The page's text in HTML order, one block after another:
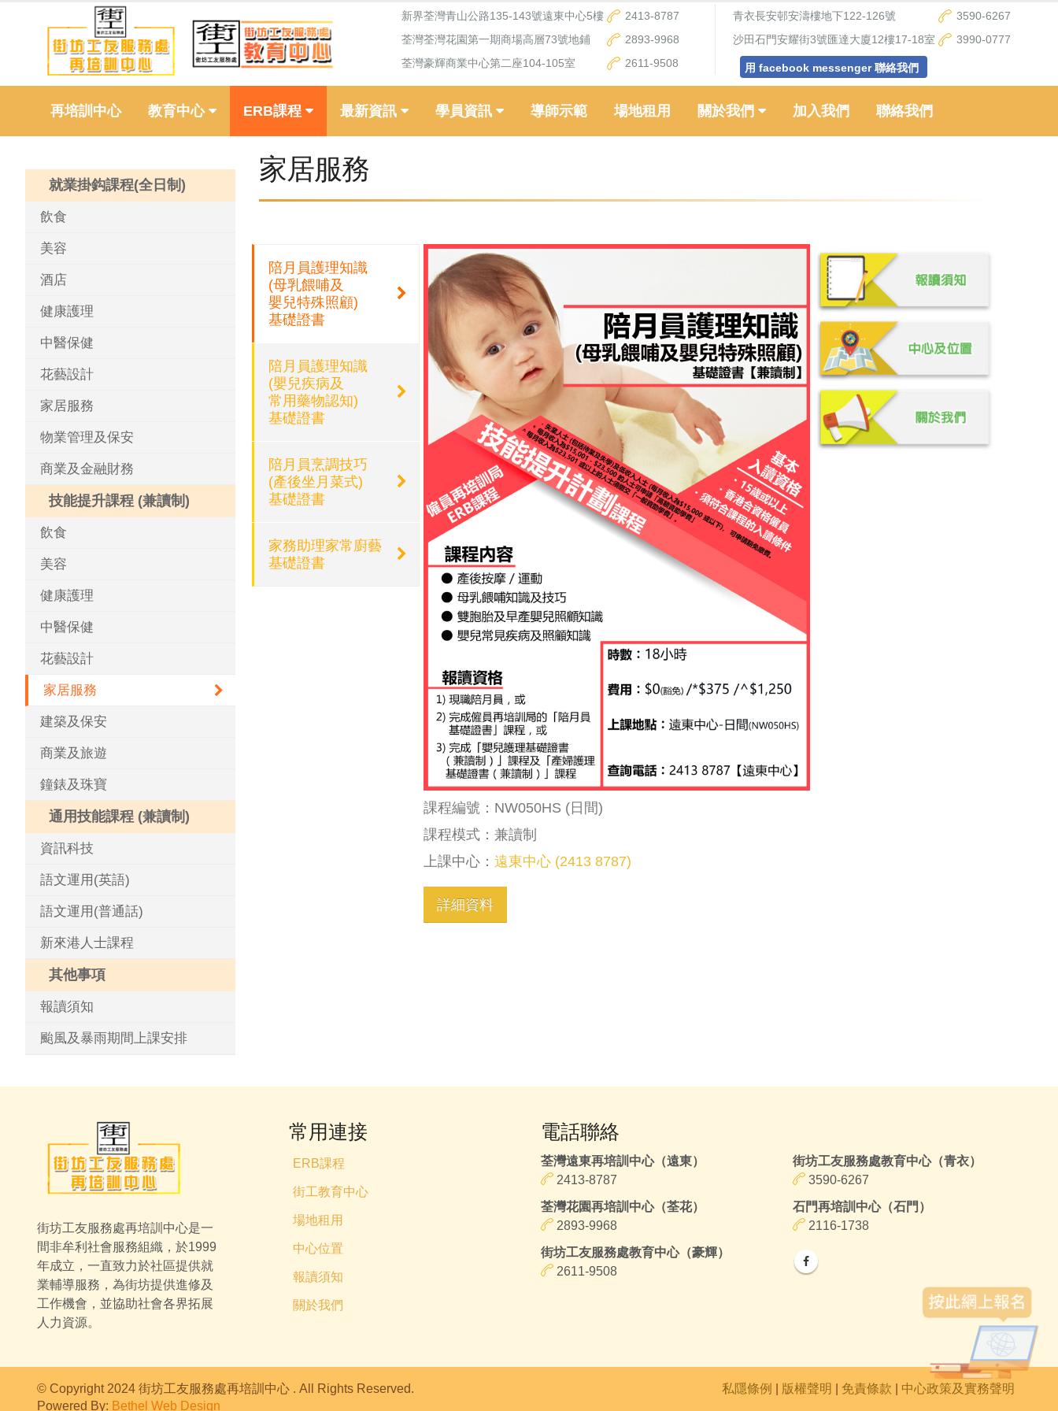
新界荃灣青山公路135-143號遠東中心5樓
2413-8787
荃灣荃灣花園第一期商場高層73號地鋪
2893-9968
荃灣豪輝商業中心第二座104-105室
2611-9508
青衣長安邨安濤樓地下122-126號
3590-6267
沙田石門安耀街3號匯達大廈12樓17-18室
3990-0777
用 facebook messenger 聯絡我們
再培訓中心 教育中心 ERB課程 最新資訊 學員資訊 導師示範 場地租用 關於我們 加入我們 聯絡我們
家居服務
陪月員護理知識
(母乳餵哺及
嬰兒特殊照顧)
基礎證書
陪月員護理知識
(嬰兒疾病及
常用藥物認知)
基礎證書
陪月員烹調技巧
(產後坐月菜式)
基礎證書
家務助理家常廚藝
基礎證書
課程編號：NW050HS (日間)
課程模式：兼讀制
上課中心： 遠東中心 (2413 8787)
詳細資料
就業掛鈎課程(全日制)
飲食
美容
酒店
健康護理
中醫保健
花藝設計
家居服務
物業管理及保安
商業及金融財務
技能提升課程 (兼讀制)
飲食
美容
健康護理
中醫保健
花藝設計
家居服務
建築及保安
商業及旅遊
鐘錶及珠寶
通用技能課程 (兼讀制)
資訊科技
語文運用(英語)
語文運用(普通話)
新來港人士課程
其他事項
報讀須知
颱風及暴雨期間上課安排
街坊工友服務處再培訓中心是一
間非牟利社會服務組織，於1999
年成立，一直致力於社區提供就
業輔導服務，為街坊提供進修及
工作機會，並協助社會各界拓展
人力資源。
常用連接
ERB課程
街工教育中心
場地租用
中心位置
報讀須知
關於我們
電話聯絡
荃灣遠東再培訓中心（遠東）
2413-8787
荃灣花園再培訓中心（荃花）
2893-9968
街坊工友服務處教育中心（豪輝）
2611-9508
街坊工友服務處教育中心（青衣）
3590-6267
石門再培訓中心（石門）
2116-1738
© Copyright 2024 街坊工友服務處再培訓中心 . All Rights Reserved.
Powered By: Bethel Web Design
私隱條例 | 版權聲明 | 免責條款 | 中心政策及實務聲明